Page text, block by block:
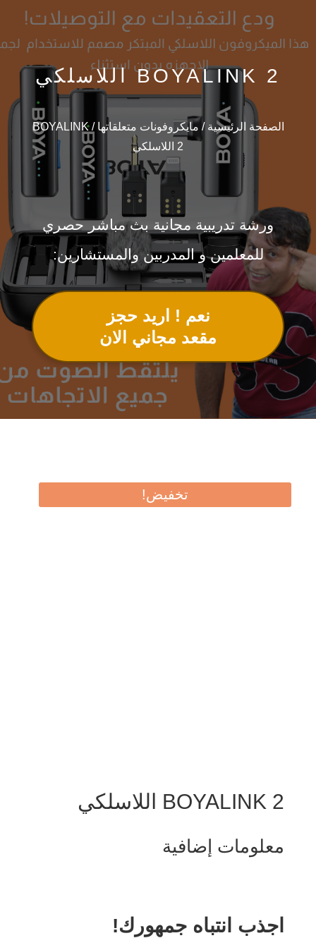
BOYALINK 2 اللاسلكي
الصفحة الرئيسية / مايكروفونات متعلقاتها
/ BOYALINK
2 اللاسلكي
ورشة تدريبية مجانية بث مباشر حصري
للمعلمين و المدربين والمستشارين:
نعم ! اريد حجز
مقعد مجاني الان
تخفيض!
BOYALINK 2 اللاسلكي
معلومات إضافية
اجذب انتباه جمهورك!